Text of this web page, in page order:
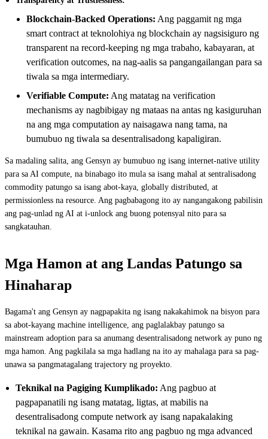
Blockchain-Backed Operations: Ang paggamit ng mga
smart contract at teknolohiya ng blockchain ay nagsisiguro ng
transparent na record-keeping ng mga trabaho, kabayaran, at
verification outcomes, na nag-aalis sa pangangailangan para sa
tiwala sa mga intermediary.
Verifiable Compute: Ang matatag na verification
mechanisms ay nagbibigay ng mataas na antas ng kasiguruhan
na ang mga computation ay naisagawa nang tama, na
bumubuo ng tiwala sa desentralisadong kapaligiran.
Sa madaling salita, ang Gensyn ay bumubuo ng isang internet-native utility
para sa AI compute, na binabago ito mula sa isang mahal at sentralisadong
commodity patungo sa isang abot-kaya, globally distributed, at
permissionless na resource. Ang pagbabagong ito ay nangangakong pabilisin
ang pag-unlad ng AI at i-unlock ang buong potensyal nito para sa
sangkatauhan.
Mga Hamon at ang Landas Patungo sa
Hinaharap
Bagama't ang Gensyn ay nagpapakita ng isang nakakahimok na bisyon para
sa abot-kayang machine intelligence, ang paglalakbay patungo sa
mainstream adoption para sa anumang desentralisadong network ay puno ng
mga hamon. Ang pagkilala sa mga hadlang na ito ay mahalaga para sa pag-
unawa sa pangmatagalang trajectory ng proyekto.
Teknikal na Pagiging Kumplikado: Ang pagbuo at
pagpapanatili ng isang matatag, ligtas, at mabilis na
desentralisadong compute network ay isang napakalaking
teknikal na gawain. Kasama rito ang pagbuo ng mga advanced